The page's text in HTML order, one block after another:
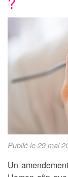
Publié le 29 mai
Un